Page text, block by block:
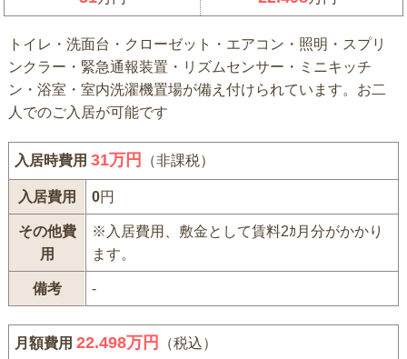
トイレ・洗面台・クローゼット・エアコン・照明・スプリ
ンクラー・緊急通報装置・リズムセンサー・ミニキッチ
ン・浴室・室内洗濯機置場が備え付けられています。お二
人でのご入居が可能です
入居時費用31万円 （非課税）
入居費用 0円
その他費
用
※入居費用、敷金として賃料2ｶ月分がかかり
ます。
備考 -
月額費用22.498万円 （税込）